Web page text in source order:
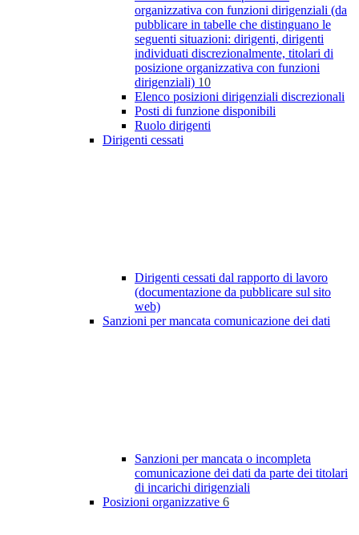
organizzativa con funzioni dirigenziali (da
pubblicare in tabelle che distinguano le
seguenti situazioni: dirigenti, dirigenti
individuati discrezionalmente, titolari di
posizione organizzativa con funzioni
dirigenziali) 10
Elenco posizioni dirigenziali discrezionali
Posti di funzione disponibili
Ruolo dirigenti
Dirigenti cessati
Dirigenti cessati dal rapporto di lavoro
(documentazione da pubblicare sul sito
web)
Sanzioni per mancata comunicazione dei dati
Sanzioni per mancata o incompleta
comunicazione dei dati da parte dei titolari
di incarichi dirigenziali
Posizioni organizzative 6